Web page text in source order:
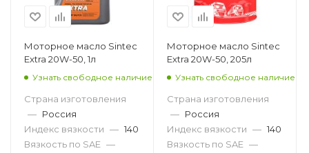
Моторное масло Sintec
Extra 20W-50, 1л
Узнать свободное наличие
Страна изготовления
— Россия
Индекс вязкости — 140
Вязкость по SAE —
Моторное масло Sintec
Extra 20W-50, 205л
Узнать свободное наличие
Страна изготовления
— Россия
Индекс вязкости — 140
Вязкость по SAE —